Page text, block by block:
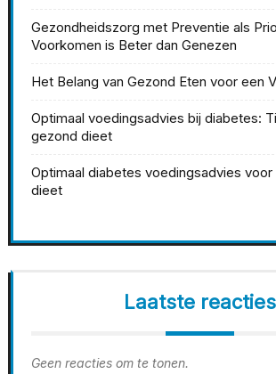
Gezondheidszorg met Preventie als
Voorkomen is Beter dan Genezen
Het Belang van Gezond Eten voor een
Optimaal voedingsadvies bij diabetes:
gezond dieet
Optimaal diabetes voedingsadvies
dieet
Laatste reacties
Geen reacties om te tonen.